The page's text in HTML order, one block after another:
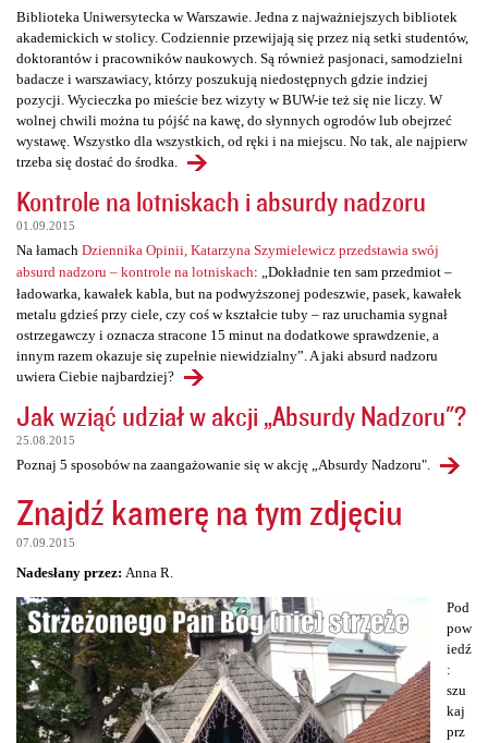
Biblioteka Uniwersytecka w Warszawie. Jedna z najważniejszych bibliotek
akademickich w stolicy. Codziennie przewijają się przez nią setki studentów,
doktorantów i pracowników naukowych. Są również pasjonaci, samodzielni
badacze i warszawiacy, którzy poszukują niedostępnych gdzie indziej
pozycji. Wycieczka po mieście bez wizyty w BUW-ie też się nie liczy. W
wolnej chwili można tu pójść na kawę, do słynnych ogrodów lub obejrzeć
wystawę. Wszystko dla wszystkich, od ręki i na miejscu. No tak, ale najpierw
trzeba się dostać do środka.
Kontrole na lotniskach i absurdy nadzoru
01.09.2015
Na łamach Dziennika Opinii, Katarzyna Szymielewicz przedstawia swój
absurd nadzoru – kontrole na lotniskach: „Dokładnie ten sam przedmiot –
ładowarka, kawałek kabla, but na podwyższonej podeszwie, pasek, kawałek
metalu gdzieś przy ciele, czy coś w kształcie tuby – raz uruchamia sygnał
ostrzegawczy i oznacza stracone 15 minut na dodatkowe sprawdzenie, a
innym razem okazuje się zupełnie niewidzialny”. A jaki absurd nadzoru
uwiera Ciebie najbardziej?
Jak wziąć udział w akcji „Absurdy Nadzoru"?
25.08.2015
Poznaj 5 sposobów na zaangażowanie się w akcję „Absurdy Nadzoru".
Znajdź kamerę na tym zdjęciu
07.09.2015
Nadesłany przez: Anna R.
Pod
pow
iedź
:
szu
kaj
prz